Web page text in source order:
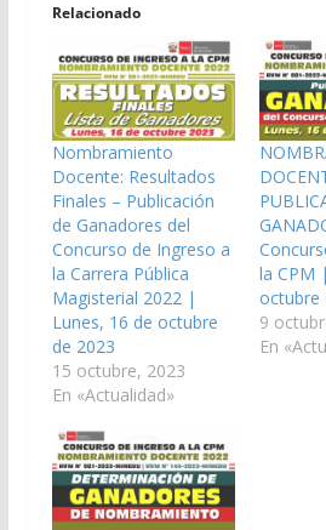
Relacionado
Nombramiento
Docente: Resultados
Finales – Publicación
de Ganadores del
Concurso de Ingreso a
la Carrera Pública
Magisterial 2022 |
Lunes, 16 de octubre
de 2023
15 octubre, 2023
En «Actualidad»
la CPM
octubre
9
En